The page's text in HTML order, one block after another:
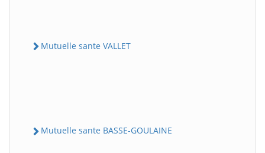
Mutuelle sante VALLET
Mutuelle sante BASSE-GOULAINE